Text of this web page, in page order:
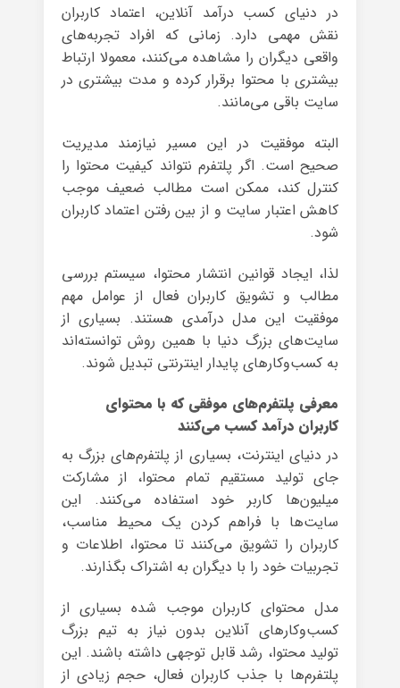
در دنیای کسب درآمد آنلاین، اعتماد کاربران
نقش مهمی دارد. زمانی که افراد تجربه‌های
واقعی دیگران را مشاهده می‌کنند، معمولا ارتباط
بیشتری با محتوا برقرار کرده و مدت بیشتری در
سایت باقی می‌مانند.
البته موفقیت در این مسیر نیازمند مدیریت
صحیح است. اگر پلتفرم نتواند کیفیت محتوا را
کنترل کند، ممکن است مطالب ضعیف موجب
کاهش اعتبار سایت و از بین رفتن اعتماد کاربران
شود.
لذا، ایجاد قوانین انتشار محتوا، سیستم بررسی
مطالب و تشویق کاربران فعال از عوامل مهم
موفقیت این مدل درآمدی هستند. بسیاری از
سایت‌های بزرگ دنیا با همین روش توانسته‌اند
به کسب‌وکارهای پایدار اینترنتی تبدیل شوند.
معرفی پلتفرم‌های موفقی که با محتوای
کاربران درآمد کسب می‌کنند
در دنیای اینترنت، بسیاری از پلتفرم‌های بزرگ به
جای تولید مستقیم تمام محتوا، از مشارکت
میلیون‌ها کاربر خود استفاده می‌کنند. این
سایت‌ها با فراهم کردن یک محیط مناسب،
کاربران را تشویق می‌کنند تا محتوا، اطلاعات و
تجربیات خود را با دیگران به اشتراک بگذارند.
مدل محتوای کاربران موجب شده بسیاری از
کسب‌وکارهای آنلاین بدون نیاز به تیم بزرگ
تولید محتوا، رشد قابل توجهی داشته باشند. این
پلتفرم‌ها با جذب کاربران فعال، حجم زیادی از